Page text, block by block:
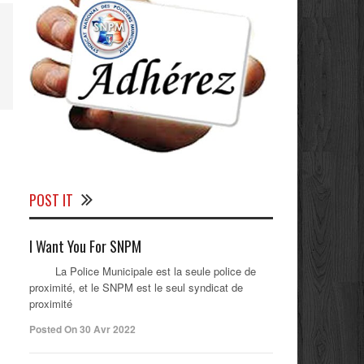
POST IT
I Want You For SNPM
La Police Municipale est la seule police de
proximité, et le SNPM est le seul syndicat de
proximité
Posted On 30 Avr 2022